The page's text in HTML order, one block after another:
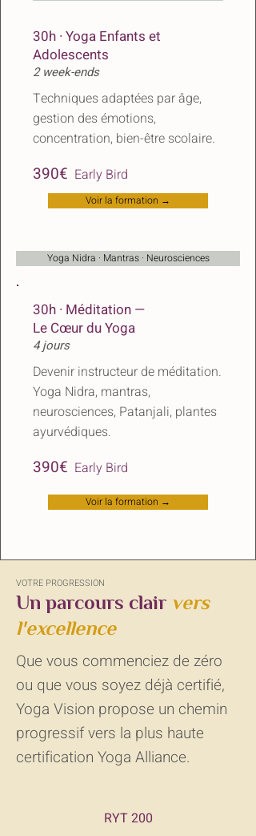
30h · Yoga Enfants et
Adolescents
2 week-ends
Techniques adaptées par âge,
gestion des émotions,
concentration, bien-être scolaire.
390€ Early Bird
Voir la formation →
Yoga Nidra · Mantras · Neurosciences
30h · Méditation —
Le Cœur du Yoga
4 jours
Devenir instructeur de méditation.
Yoga Nidra, mantras,
neurosciences, Patanjali, plantes
ayurvédiques.
390€ Early Bird
Voir la formation →
VOTRE PROGRESSION
Un parcours clair vers
l'excellence
Que vous commenciez de zéro
ou que vous soyez déjà certifié,
Yoga Vision propose un chemin
progressif vers la plus haute
certification Yoga Alliance.
RYT 200